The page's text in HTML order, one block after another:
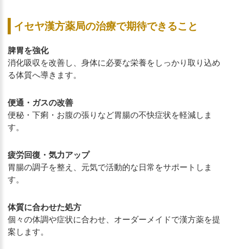
イセヤ漢方薬局の治療で期待できること
脾胃を強化
消化吸収を改善し、身体に必要な栄養をしっかり取り込め
る体質へ導きます。
便通・ガスの改善
便秘・下痢・お腹の張りなど胃腸の不快症状を軽減しま
す。
疲労回復・気力アップ
胃腸の調子を整え、元気で活動的な日常をサポートしま
す。
体質に合わせた処方
個々の体調や症状に合わせ、オーダーメイドで漢方薬を提
案します。